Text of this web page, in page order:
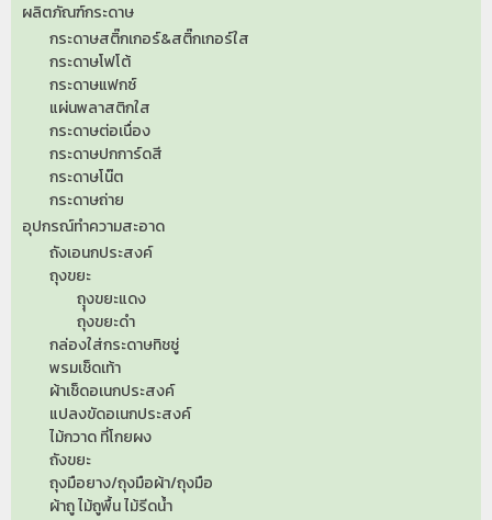
ผลิตภัณฑ์กระดาษ
กระดาษสติ๊กเกอร์&สติ๊กเกอร์ใส
กระดาษโฟโต้
กระดาษแฟกซ์
แผ่นพลาสติกใส
กระดาษต่อเนื่อง
กระดาษปกการ์ดสี
กระดาษโน๊ต
กระดาษถ่าย
อุปกรณ์ทำความสะอาด
ถังเอนกประสงค์
ถุงขยะ
ถุุงขยะแดง
ถุงขยะดำ
กล่องใส่กระดาษทิชชู่
พรมเช็ดเท้า
ผ้าเช็ดอเนกประสงค์
แปลงขัดอเนกประสงค์
ไม้กวาด ที่โกยผง
ถังขยะ
ถุงมือยาง/ถุงมือผ้า/ถุงมือ
ผ้าถู ไม้ถูพื้น ไม้รีดน้ำ